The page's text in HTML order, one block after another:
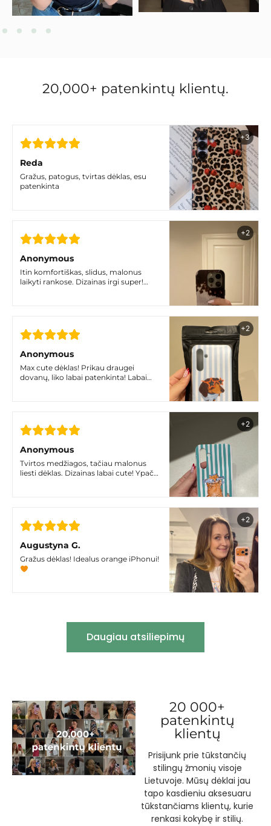
20,000+ patenkintų klientų.
Reda
Gražus, patogus, tvirtas dėklas, esu
patenkinta
+3
Anonymous
Itin komfortiškas, slidus, malonus
laikyti rankose. Dizainas irgi super!
+2
Anonymous
Max cute dėklas! Prikau draugei
dovanų, liko labai patenkinta! Labai
+2
Anonymous
Tvirtos medžiagos, tačiau malonus
liesti dėklas. Dizainas labai cute! Ypač
+2
Augustyna G.
Gražus dėklas! Idealus orange iPhonui!
+2
Daugiau atsiliepimų
20 000+
patenkintų
klientų
Prisijunk prie tūkstančių
stilingų žmonių visoje
Lietuvoje. Mūsų dėklai jau
tapo kasdieniu aksesuaru
tūkstančiams klientų, kurie
renkasi kokybę ir stilių.